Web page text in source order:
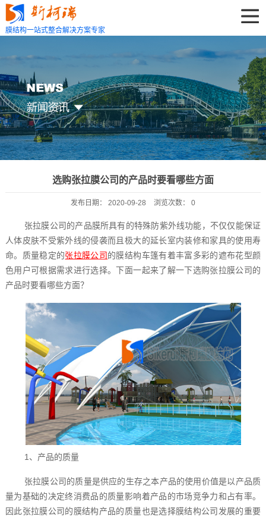
膜结构一站式整合解决方案专家
选购张拉膜公司的产品时要看哪些方面
发布日期： 2020-09-28 浏览次数： 0
张拉膜公司的产品膜所具有的特殊防紫外线功能，不仅仅能保证
人体皮肤不受紫外线的侵袭而且极大的延长室内装修和家具的使用寿
命。质量稳定的张拉膜公司的膜结构车篷有着丰富多彩的遮布花型颜
色用户可根据需求进行选择。下面一起来了解一下选购张拉膜公司的
产品时要看哪些方面？
1、产品的质量
张拉膜公司的质量是供应的生存之本产品的使用价值是以产品质
量为基础的决定终消费品的质量影响着产品的市场竞争力和占有率。
因此张拉膜公司的膜结构产品的质量也是选择膜结构公司发展的重要